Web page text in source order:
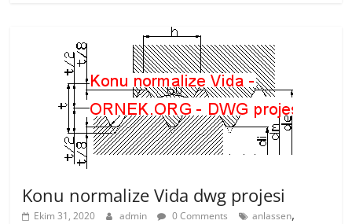
o
o
k
A
p
p
Konu normalize Vida dwg projesi
Ekim 31, 2020 admin 0 Comments anlassen,